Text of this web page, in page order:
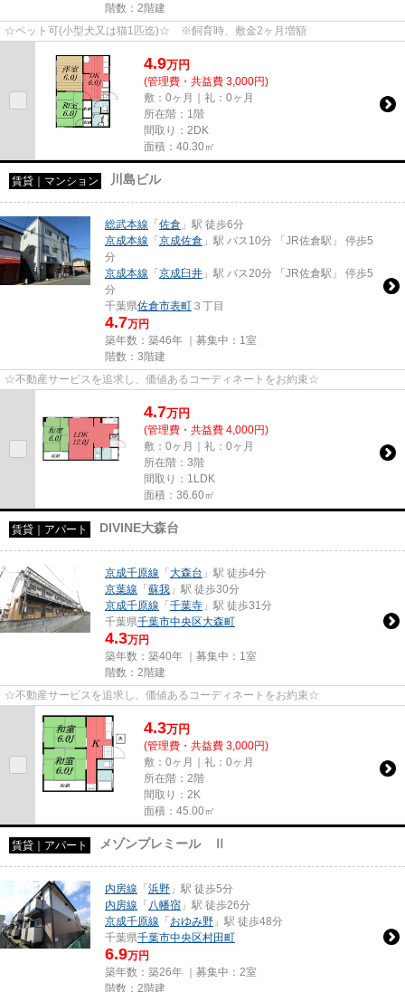
階数：2階建
☆ペット可(小型犬又は猫1匹迄)☆ ※飼育時、敷金2ヶ月増額
4.9万円
(管理費・共益費 3,000円)
敷：0ヶ月｜礼：0ヶ月
所在階：1階
間取り：2DK
面積：40.30㎡
賃貸｜マンション 川島ビル
総武本線 「 佐倉 」駅 徒歩6分
京成本線 「 京成佐倉 」駅 バス10分 「JR佐倉駅」 停歩5
分
京成本線 「 京成臼井 」駅 バス20分 「JR佐倉駅」 停歩5
分
千葉県佐倉市表町 ３丁目
4.7万円
築年数：築46年 ｜募集中： 1室
階数：3階建
☆不動産サービスを追求し、価値あるコーディネートをお約束☆
4.7万円
(管理費・共益費 4,000円)
敷：0ヶ月｜礼：0ヶ月
所在階：3階
間取り：1LDK
面積：36.60㎡
賃貸｜アパート DIVINE大森台
京成千原線 「 大森台 」駅 徒歩4分
京葉線 「 蘇我 」駅 徒歩30分
京成千原線 「 千葉寺 」駅 徒歩31分
千葉県千葉市中央区大森町
4.3万円
築年数：築40年 ｜募集中： 1室
階数：2階建
☆不動産サービスを追求し、価値あるコーディネートをお約束☆
4.3万円
(管理費・共益費 3,000円)
敷：0ヶ月｜礼：0ヶ月
所在階：2階
間取り：2K
面積：45.00㎡
賃貸｜アパート メゾンプレミール Ⅱ
内房線 「 浜野 」駅 徒歩5分
内房線 「 八幡宿 」駅 徒歩26分
京成千原線 「 おゆみ野 」駅 徒歩48分
千葉県千葉市中央区村田町
6.9万円
築年数：築26年 ｜募集中： 2室
階数：2階建